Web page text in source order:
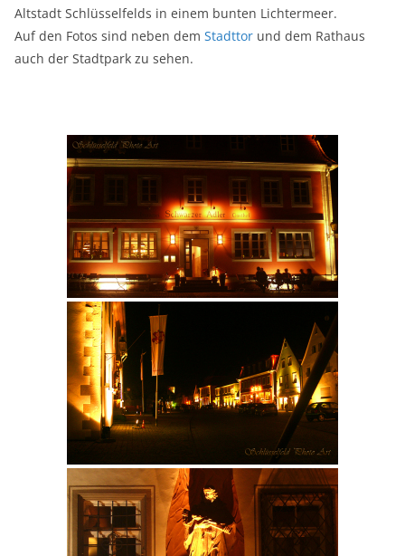
Altstadt Schlüsselfelds in einem bunten Lichtermeer.
Auf den Fotos sind neben dem Stadttor und dem Rathaus
auch der Stadtpark zu sehen.